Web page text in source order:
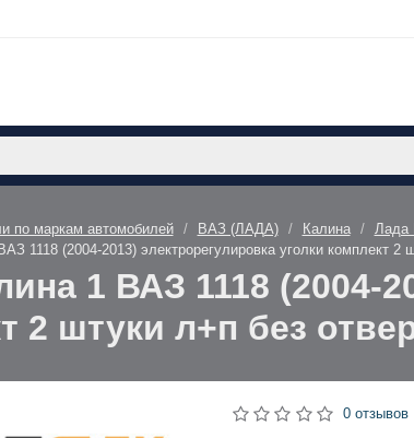
по маркам автомобилей ВАЗ (ЛАДА) Калина
Лада
1118 (2004-2013) электрорегулировка уголки комплект 2
1 ВАЗ 1118 (2004-
2 штуки л+п без
0 отзывов